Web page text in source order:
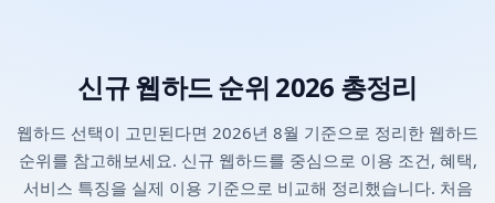
신규 웹하드 순위 2026 총정리
웹하드 선택이 고민된다면 2026년 8월 기준으로 정리한 웹하드
순위를 참고해보세요. 신규 웹하드를 중심으로 이용 조건, 혜택,
서비스 특징을 실제 이용 기준으로 비교해 정리했습니다. 처음